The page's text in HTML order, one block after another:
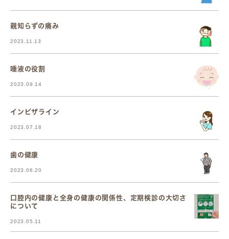
親知らずの痛み
2023.11.13
唾液の役割
2023.09.14
インビザライン
2023.07.18
歯の健康
2023.06.20
口腔内の健康と全身の健康の関係性、定期検診の大切さ
について
2023.05.11